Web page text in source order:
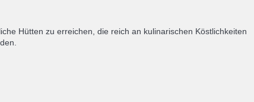
Hütten zu erreichen, die reich an kulinarischen Köstlichkeiten